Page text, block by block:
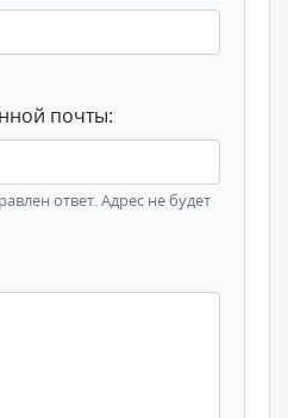
почты:
ответ. Адрес не будет